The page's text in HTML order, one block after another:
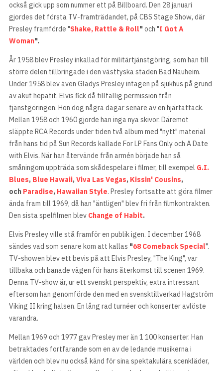
också gick upp som nummer ett på Billboard. Den 28 januari
gjordes det första TV-framträdandet, på CBS Stage Show, där
Presley framförde "Shake, Rattle & Roll"och "I Got A
Woman".
År 1958 blev Presley inkallad för militärtjänstgöring, som han till
större delen tillbringade i den västtyska staden Bad Nauheim.
Under 1958 blev även Gladys Presley intagen på sjukhus på grund
av akut hepatit. Elvis fick då tillfällig permission från
tjänstgöringen. Hon dog några dagar senare av en hjärtattack.
Mellan 1958 och 1960 gjorde han inga nya skivor. Däremot
släppte RCA Records under tiden två album med "nytt" material
från hans tid på Sun Records kallade For LP Fans Only och A Date
with Elvis. När han återvände från armén började han så
småningom uppträda som skådespelare i filmer, till exempel G.I.
Blues, Blue Hawaii,Viva Las Vegas, Kissin' Cousins,
och Paradise, Hawaiian Style. Presley fortsatte att göra filmer
ända fram till 1969, då han "äntligen" blev fri från filmkontrakten.
Den sista spelfilmen blev Change of Habit.
Elvis Presley ville stå framför en publik igen. I december 1968
sändes vad som senare kom att kallas "68 Comeback Special".
TV-showen blev ett bevis på att Elvis Presley, "The King", var
tillbaka och banade vägen för hans återkomst till scenen 1969.
Denna TV-show är, ur ett svenskt perspektiv, extra intressant
eftersom han genomförde den med en svensktillverkad Hagström
Viking II kring halsen. En lång rad turnéer och konserter avlöste
varandra.
Mellan 1969 och 1977 gav Presley mer än 1 100 konserter. Han
betraktades fortfarande som en av de ledande musikerna i
världen och blev nu också känd för sina spektakulära scenkläder,